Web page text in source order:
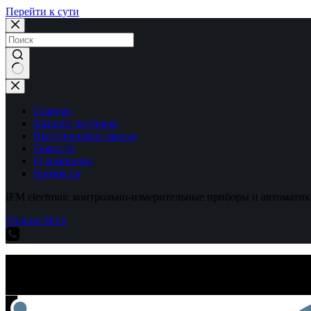
Перейти к сути
Ничего
не
найденоГлавная
Каталог датчиков
Выполненные заказы
Новости
О компании
Контакты
IFM electronic контрольно-измерительные приборы и
Explore Shop